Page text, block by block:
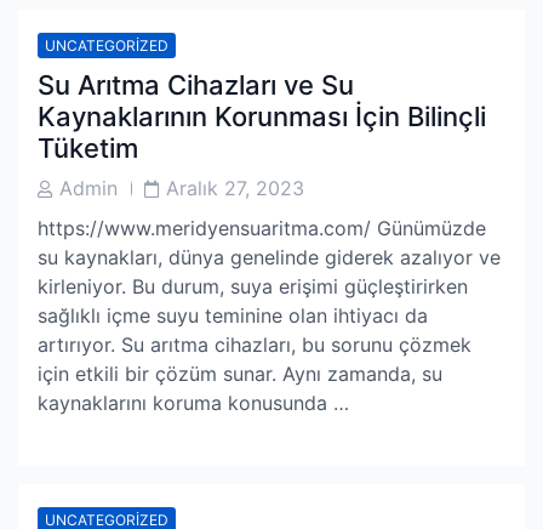
UNCATEGORIZED
Su Arıtma Cihazları ve Su
Kaynaklarının Korunması İçin Bilinçli
Tüketim
PostAdmin
PostAralık 27, 2023
https://www.meridyensuaritma.com/ Günümüzde
su kaynakları, dünya genelinde giderek azalıyor ve
kirleniyor. Bu durum, suya erişimi güçleştirirken
sağlıklı içme suyu teminine olan ihtiyacı da
artırıyor. Su arıtma cihazları, bu sorunu çözmek
için etkili bir çözüm sunar. Aynı zamanda, su
kaynaklarını koruma konusunda …
UNCATEGORIZED